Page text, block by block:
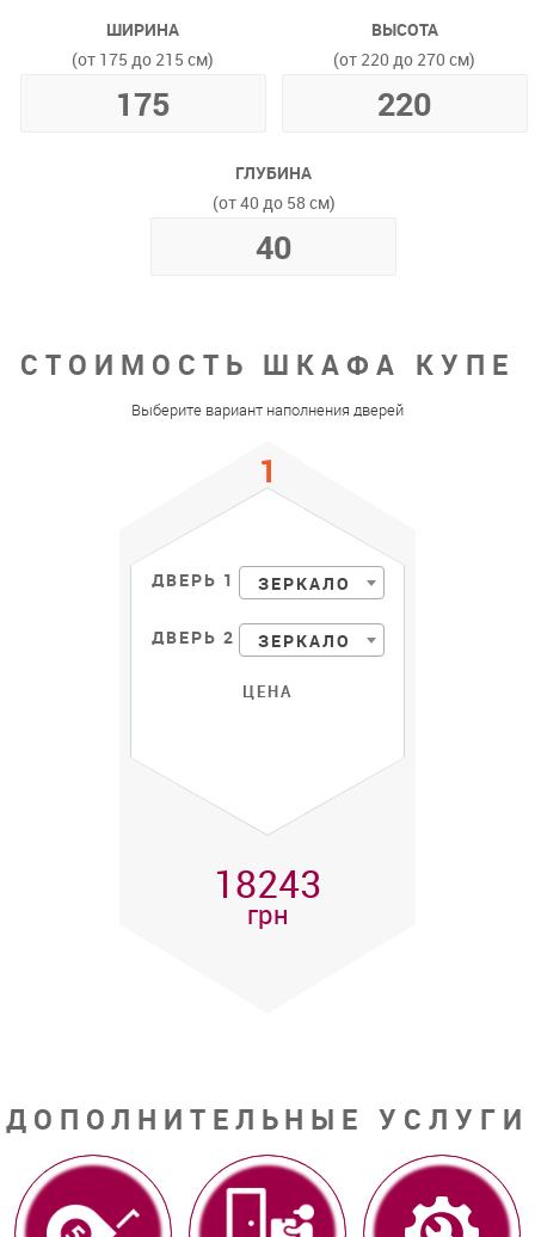
ШИРИНА
(от 175 до 215 см)
ВЫСОТА
(от 220 до 270 см)
ГЛУБИНА
(от 40 до 58 см)
СТОИМОСТЬ ШКАФА КУПЕ
Выберите вариант наполнения дверей
ДВЕРЬ 1 ЗЕРКАЛО
ДВЕРЬ 2 ЗЕРКАЛО
ЦЕНА
18243
грн
ДОПОЛНИТЕЛЬНЫЕ УСЛУГИ